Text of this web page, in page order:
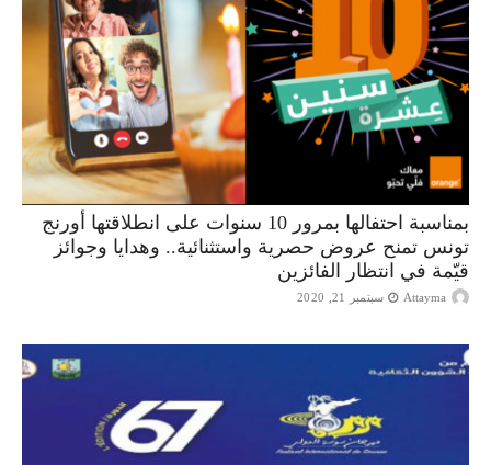
بمناسبة احتفالها بمرور 10 سنوات على انطلاقتها أورنج
تونس تمنح عروض حصرية واستثنائية.. وهدايا وجوائز
قيّمة في انتظار الفائزين
Attayma سبتمبر 21, 2020